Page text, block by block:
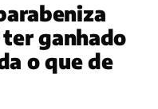
ganhado
o que de